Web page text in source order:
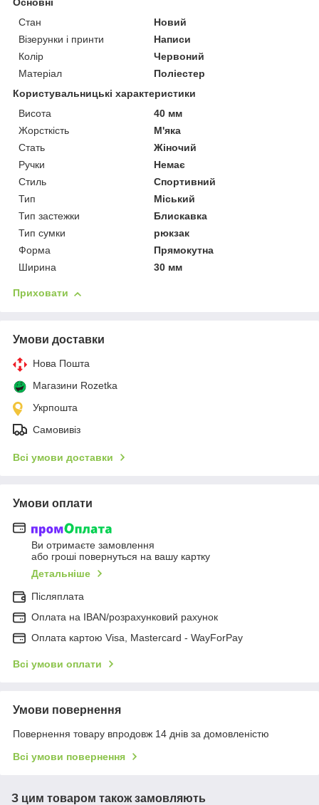
Основні
Стан
Новий
Візерунки і принти
Написи
Колір
Червоний
Матеріал
Поліестер
Користувальницькі характеристики
Висота
40 мм
Жорсткість
М'яка
Стать
Жіночий
Ручки
Немає
Стиль
Спортивний
Тип
Міський
Тип застежки
Блискавка
Тип сумки
рюкзак
Форма
Прямокутна
Ширина
30 мм
Приховати
Умови доставки
Нова Пошта
Магазини Rozetka
Укрпошта
Самовивіз
Всі умови доставки
Умови оплати
Ви отримаєте замовлення
або гроші повернуться на вашу картку
Детальніше
Післяплата
Оплата на IBAN/розрахунковий рахунок
Оплата картою Visa, Mastercard - WayForPay
Всі умови оплати
Умови повернення
Повернення товару впродовж 14 днів за домовленістю
Всі умови повернення
З цим товаром також замовляють